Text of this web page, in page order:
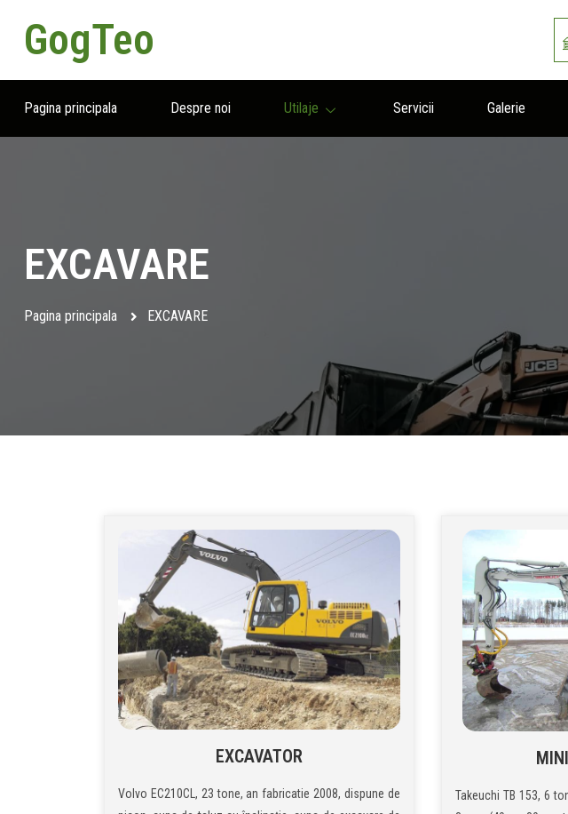
GogTeo
Pagina principala Despre noi Utilaje Servicii Galerie
EXCAVARE
Pagina principala EXCAVARE
EXCAVATOR
Volvo EC210CL, 23 tone, an fabricatie 2008, dispune de
Takeuchi TB 153, 6